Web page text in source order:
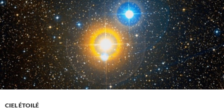
CIEL ÉTOILÉ